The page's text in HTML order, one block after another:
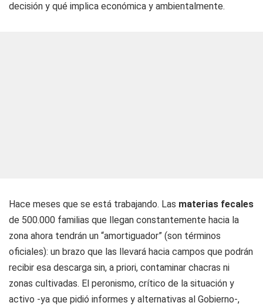
decisión y qué implica económica y ambientalmente.
Hace meses que se está trabajando. Las materias fecales
de 500.000 familias que llegan constantemente hacia la
zona ahora tendrán un “amortiguador” (son términos
oficiales): un brazo que las llevará hacia campos que podrán
recibir esa descarga sin, a priori, contaminar chacras ni
zonas cultivadas. El peronismo, crítico de la situación y
activo -ya que pidió informes y alternativas al Gobierno-,